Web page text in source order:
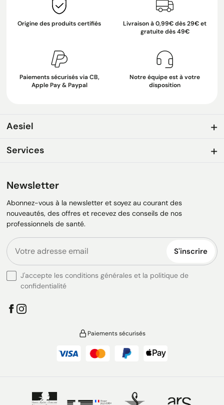
Origine des produits certifiés
Livraison à 0,99€ dès 29€ et
gratuite dès 49€
Paiements sécurisés via CB,
Apple Pay & Paypal
Notre équipe est à votre
disposition
Aesiel
Services
Newsletter
Abonnez-vous à la newsletter et soyez au courant des
nouveautés, des offres et recevez des conseils de nos
professionnels de santé.
S'inscrire
J'accepte les conditions générales et la politique de
confidentialité
Paiements sécurisés